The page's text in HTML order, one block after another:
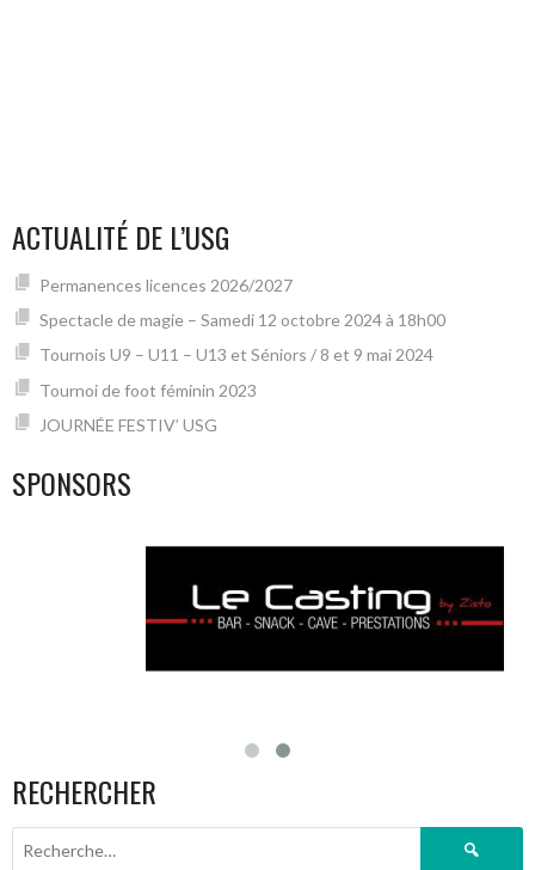
ACTUALITÉ DE L’USG
Permanences licences 2026/2027
Spectacle de magie – Samedi 12 octobre 2024 à 18h00
Tournois U9 – U11 – U13 et Séniors / 8 et 9 mai 2024
Tournoi de foot féminin 2023
JOURNÉE FESTIV’ USG
SPONSORS
RECHERCHER
Rechercher :